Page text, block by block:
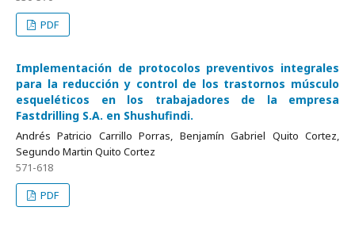
PDF
Implementación de protocolos preventivos integrales
para la reducción y control de los trastornos músculo
esqueléticos en los trabajadores de la empresa
Fastdrilling S.A. en Shushufindi.
Andrés Patricio Carrillo Porras, Benjamín Gabriel Quito Cortez,
Segundo Martin Quito Cortez
571-618
PDF